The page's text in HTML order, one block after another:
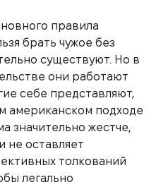
правила
брать чужое без
существуют. Но в
они работают
себе представляют,
американском подходе
значительно жестче,
не оставляет
толкований
легально